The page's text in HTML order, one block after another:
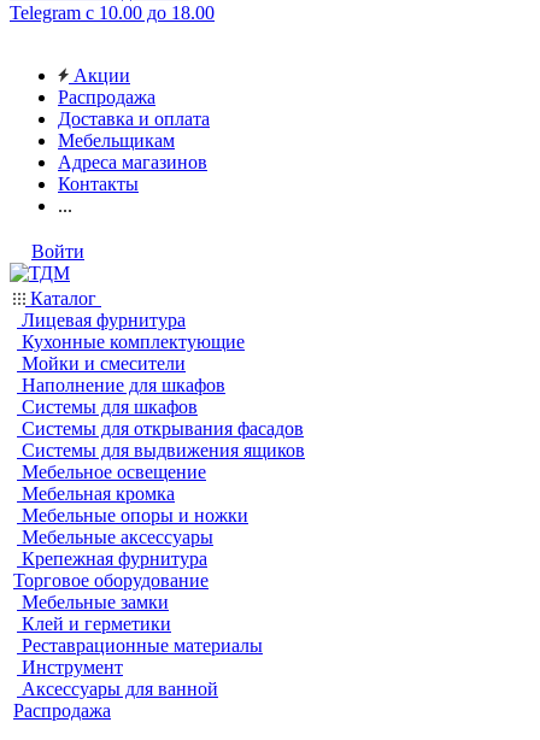
Telegram с 10.00 до 18.00
Акции
Распродажа
Доставка и оплата
Мебельщикам
Адреса магазинов
Контакты
...
Войти
Каталог
Лицевая фурнитура
Кухонные комплектующие
Мойки и смесители
Наполнение для шкафов
Системы для шкафов
Системы для открывания фасадов
Системы для выдвижения ящиков
Мебельное освещение
Мебельная кромка
Мебельные опоры и ножки
Мебельные аксессуары
Крепежная фурнитура
Торговое оборудование
Мебельные замки
Клей и герметики
Реставрационные материалы
Инструмент
Аксессуары для ванной
Распродажа